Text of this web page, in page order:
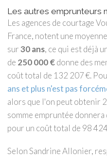
Les autres emprunteurs
Les agences de courtage
France, notent une
sur30 ans, ce qui est déjà
de 250 000 €donne des
coût total de 132 207 €.
ans et plus n'est pas
alors que l'on peut obtenir
somme empruntée
pour un coût total de 98
Selon Sandrine Allonier,